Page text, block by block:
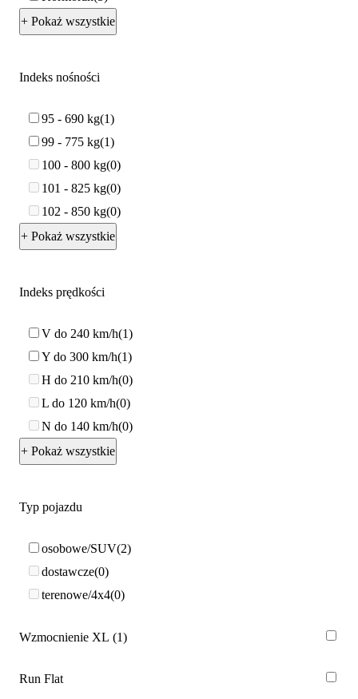
+ Pokaż wszystkie
Indeks nośności
95 - 690 kg 1
99 - 775 kg 1
100 - 800 kg 0
101 - 825 kg 0
102 - 850 kg 0
+ Pokaż wszystkie
Indeks prędkości
V do 240 km/h 1
Y do 300 km/h 1
H do 210 km/h 0
L do 120 km/h 0
N do 140 km/h 0
+ Pokaż wszystkie
Typ pojazdu
osobowe/SUV 2
dostawcze 0
terenowe/4x4 0
Wzmocnienie XL 1
Run Flat